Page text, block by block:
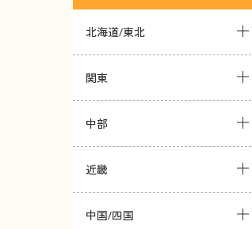
北海道/東北
関東
中部
近畿
中国/四国